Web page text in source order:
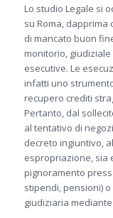
Lo studio Legale si
su Roma, dapprima
di mancato buon
monitorio,
esecutive. Le
infatti uno
recupero crediti
Pertanto, dal
al tentativo di
decreto ingiuntivo,
espropriazione, sia
pignoramento
stipendi, pensioni)
giudiziaria